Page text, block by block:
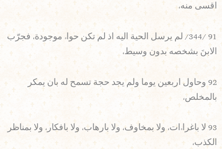
اقسى منه،
91 /344/ لم يرسل الحية اليه اذ لم تكن حواء موجودة، فجرّب
الابنَ بشخصه بدون وسيط،
92 وحاول اربعين يوما ولم يجد حجة تسمح له بان يمكر
بالمخلص،
93 لا باغراءات، ولا بمخاوف، ولا بارهاب، ولا بافكار، ولا بمناظر
الكذب،